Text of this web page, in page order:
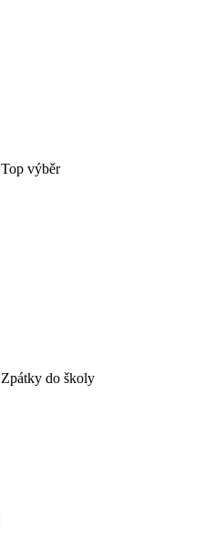
Top výběr
Zpátky do školy